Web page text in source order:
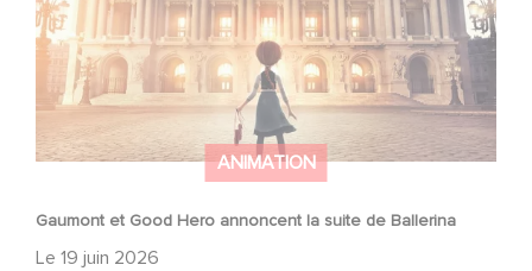
ANIMATION
Gaumont et Good Hero annoncent la suite de Ballerina
Le 19 juin 2026